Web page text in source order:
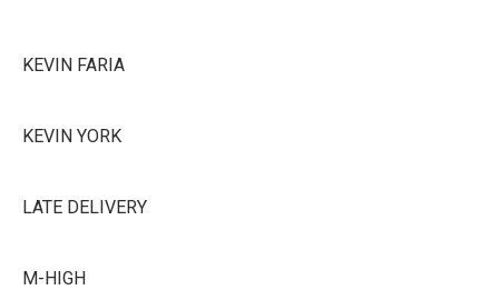
KEVIN FARIA
KEVIN YORK
LATE DELIVERY
M-HIGH